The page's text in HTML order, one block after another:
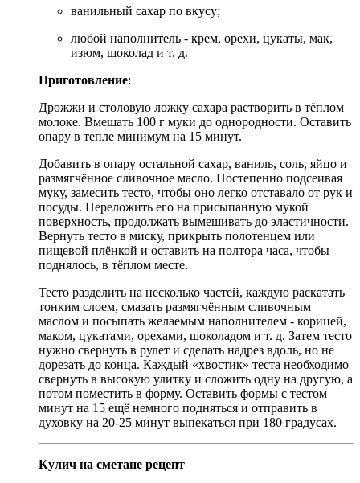
ванильный сахар по вкусу;
любой наполнитель - крем, орехи, цукаты, мак,
изюм, шоколад и т. д.
Приготовление:
Дрожжи и столовую ложку сахара растворить в тёплом
молоке. Вмешать 100 г муки до однородности. Оставить
опару в тепле минимум на 15 минут.
Добавить в опару остальной сахар, ваниль, соль, яйцо и
размягчённое сливочное масло. Постепенно подсеивая
муку, замесить тесто, чтобы оно легко отставало от рук и
посуды. Переложить его на присыпанную мукой
поверхность, продолжать вымешивать до эластичности.
Вернуть тесто в миску, прикрыть полотенцем или
пищевой плёнкой и оставить на полтора часа, чтобы
поднялось, в тёплом месте.
Тесто разделить на несколько частей, каждую раскатать
тонким слоем, смазать размягчённым сливочным
маслом и посыпать желаемым наполнителем - корицей,
маком, цукатами, орехами, шоколадом и т. д. Затем тесто
нужно свернуть в рулет и сделать надрез вдоль, но не
дорезать до конца. Каждый «хвостик» теста необходимо
свернуть в высокую улитку и сложить одну на другую, а
потом поместить в форму. Оставить формы с тестом
минут на 15 ещё немного подняться и отправить в
духовку на 20-25 минут выпекаться при 180 градусах.
Кулич на сметане рецепт